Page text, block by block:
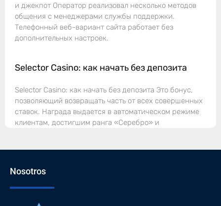
и джекпот Оператор реализовал несколько методов
общения с менеджерами службы поддержки.
Телефонный веб-вариант сайта работает без
дополнительных настроек.
Selector Casino: как начать без депозита
Selector Casino: как начать без депозита Это бонус,
позволяющий возвращать часть от всех совершенных
ставок. Награда выдается в автоматическом режиме
клиентам, достигшим ранга «Серебро» и
Nosotros